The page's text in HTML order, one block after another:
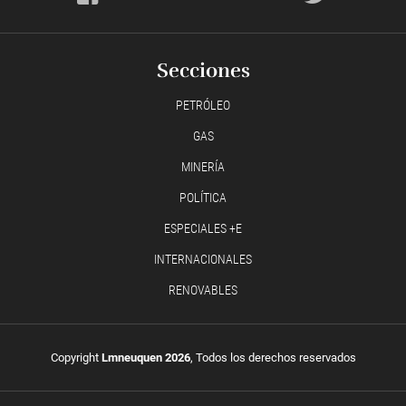
Secciones
PETRÓLEO
GAS
MINERÍA
POLÍTICA
ESPECIALES +E
INTERNACIONALES
RENOVABLES
Copyright Lmneuquen 2026, Todos los derechos reservados